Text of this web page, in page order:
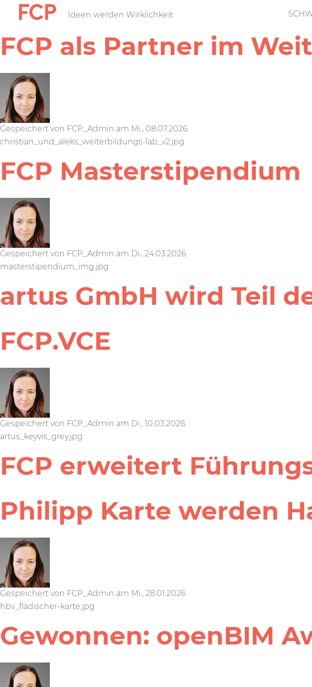
Direkt
FCP
Hauptnavigation
rotes
Logo
Ideen werden Wirklichkeit
FCP als Partner im
Gespeichert von FCP_Admin am Mi., 08.07.2026
christian_und_aleks_weiterbildungs-lab_v2.jpg
FCP Masterstipendium
Gespeichert von FCP_Admin am Di., 24.03.2026
masterstipendium_img.jpg
artus GmbH wird Teil
FCP.VCE
Gespeichert von FCP_Admin am Di., 10.03.2026
artus_keyvis_grey.jpg
FCP erweitert
Philipp Karte werden
Gespeichert von FCP_Admin am Mi., 28.01.2026
hbv_fladischer-karte.jpg
Gewonnen: openBIM